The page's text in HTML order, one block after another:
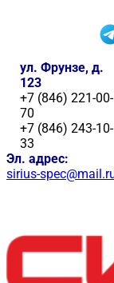
ул. Фрунзе, д.
123
+7 (846) 221-00-
70
+7 (846) 243-10-
33
Эл. адрес:
sirius-